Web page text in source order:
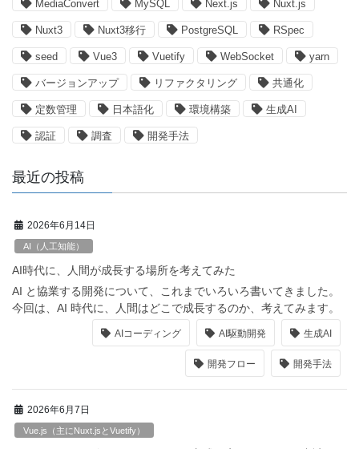
MediaConvert MySQL Next.js Nuxt.js
Nuxt3 Nuxt3移行 PostgreSQL RSpec
seed Vue3 Vuetify WebSocket yarn
バージョンアップ リファクタリング 共通化
定数管理 日本語化 環境構築 生成AI
認証 調査 開発手法
最近の投稿
2026年6月14日
AI（人工知能）
AI時代に、人間が成長する場所を考えてみた
AI と協業する開発について、これまでいろいろ書いてきました。
今回は、AI 時代に、人間はどこで成長するのか、考えてみます。
AIコーディング AI駆動開発 生成AI
開発フロー 開発手法
2026年6月7日
Vue.js（主にNuxt.jsとVuetify）